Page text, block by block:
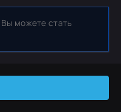
можете стать